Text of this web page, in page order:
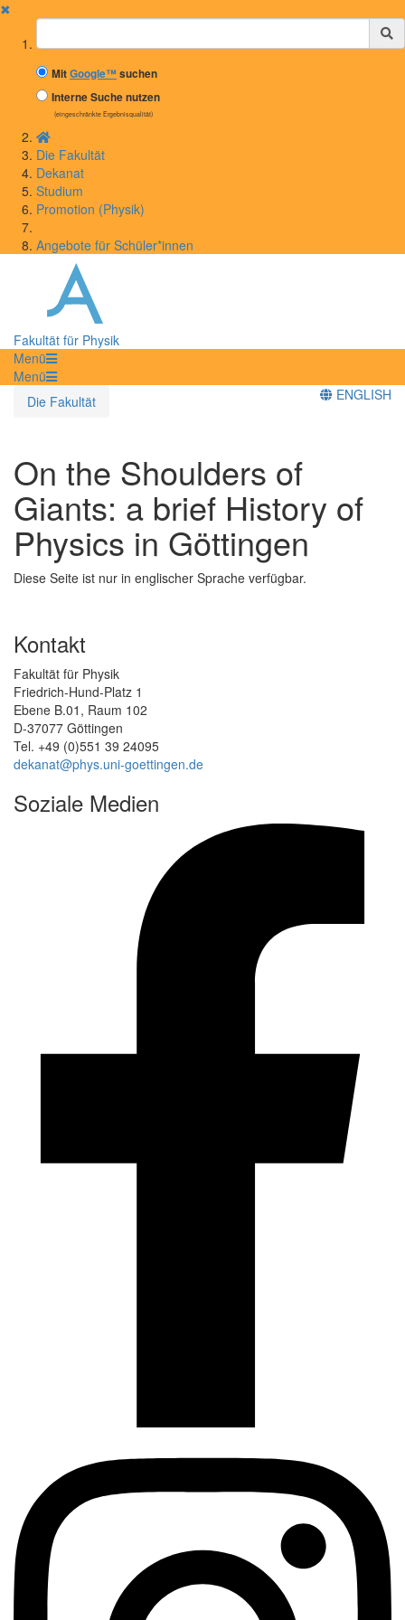
✖
Suchbegriff
MitGoogle™suchen
Interne Suche nutzen
(eingeschränkte Ergebnisqualität)
Die Fakultät
Dekanat
Studium
Promotion (Physik)
Angebote für Schüler*innen
Fakultät für Physik
Menü
Menü
Die Fakultät
ENGLISH
On the Shoulders of
Giants: a brief History of
Physics in Göttingen
Diese Seite ist nur in englischer Sprache verfügbar.
Kontakt
Fakultät für Physik
Friedrich-Hund-Platz 1
Ebene B.01, Raum 102
D-37077 Göttingen
Tel. +49 (0)551 39 24095
dekanat@phys.uni-goettingen.de
Soziale Medien